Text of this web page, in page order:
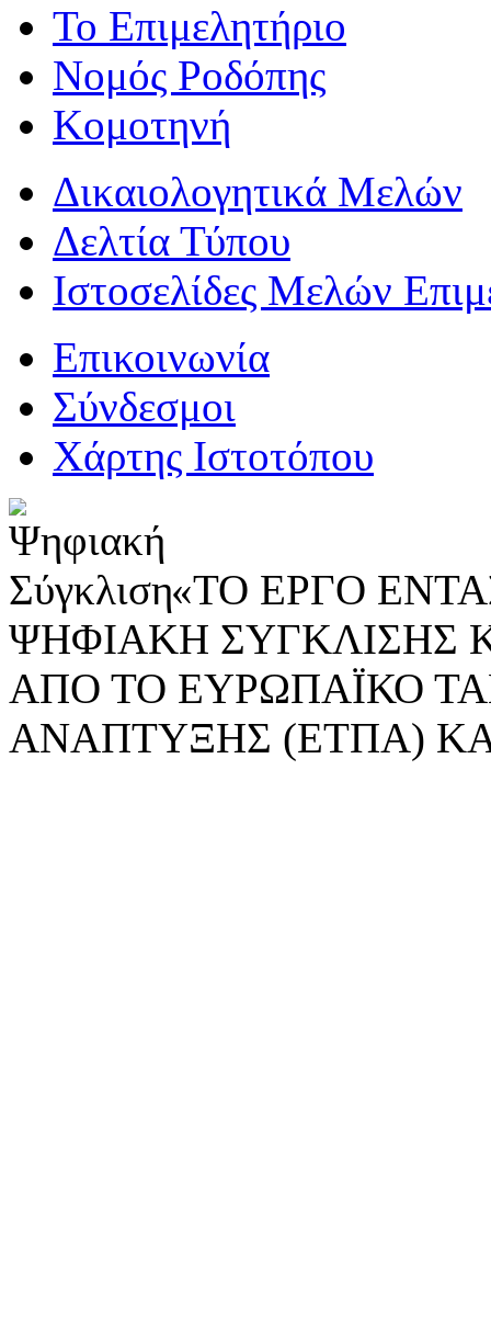
Το Επιμελητήριο
Νομός Ροδόπης
Κομοτηνή
Δικαιολογητικά Μελών
Δελτία Τύπου
Ιστοσελίδες Μελών
Επικοινωνία
Σύνδεσμοι
Χάρτης Ιστοτόπου
«ΤΟ ΕΡΓΟ
ΨΗΦΙΑΚΗ ΣΥΓΚΛΙΣΗΣ
ΑΠΟ ΤΟ ΕΥΡΩΠΑΪΚΟ
ΑΝΑΠΤΥΞΗΣ (ΕΤΠΑ)